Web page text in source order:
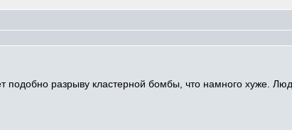
подобно разрыву кластерной бомбы, что намного хуже.